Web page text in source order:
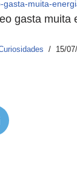
gasta muita
15/